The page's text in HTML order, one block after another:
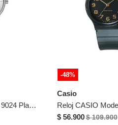
Reloj Curren Modelo 9024 Plateado Mujer
-48%
Casio
$ 56.900$ 109.900